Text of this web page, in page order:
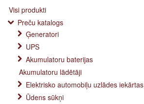
Visi produkti
Preču katalogs
Ģeneratori
UPS
Akumulatoru baterijas
Akumulatoru lādētāji
Elektrisko automobiļu uzlādes iekārtas
Ūdens sūkņi